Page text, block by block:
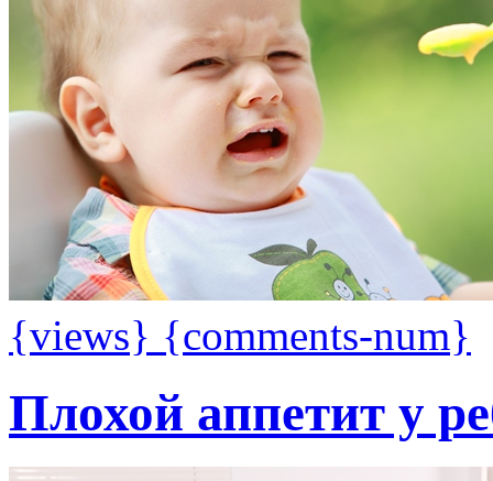
{views} {comments-num}
Плохой аппетит у